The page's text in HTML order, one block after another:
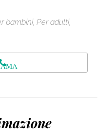
bambini, Per adulti,